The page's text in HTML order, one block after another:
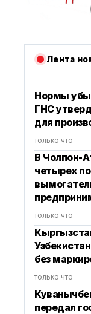
Лента
Нормы
ГНС
для
только что
В Чолпон-
четырех
только что
без
только что
передал